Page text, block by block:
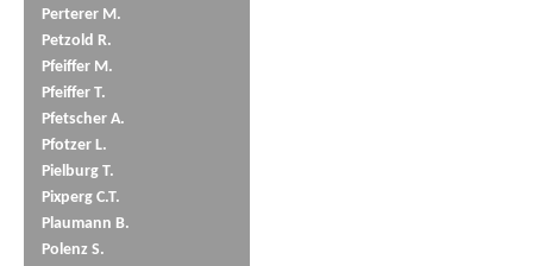
Perterer M.
Petzold R.
Pfeiffer M.
Pfeiffer T.
Pfetscher A.
Pfotzer L.
Pielburg T.
Pixperg C.T.
Plaumann B.
Polenz S.